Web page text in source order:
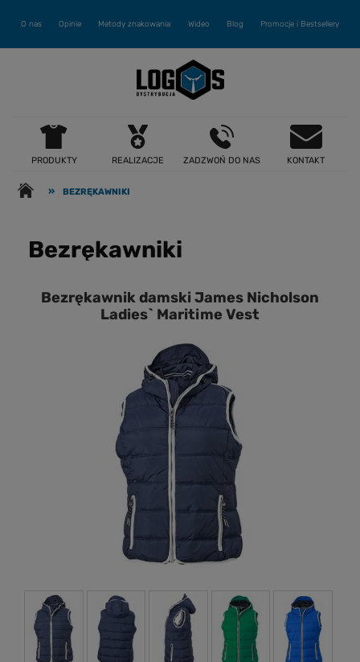
O nas Opinie Metody znakowania Wideo Blog Promocje i Bestsellery
PRODUKTY REALIZACJE ZADZWOŃ DO NAS KONTAKT
» BEZRĘKAWNIKI
Bezrękawniki
Bezrękawnik damski James Nicholson
Ladies` Maritime Vest